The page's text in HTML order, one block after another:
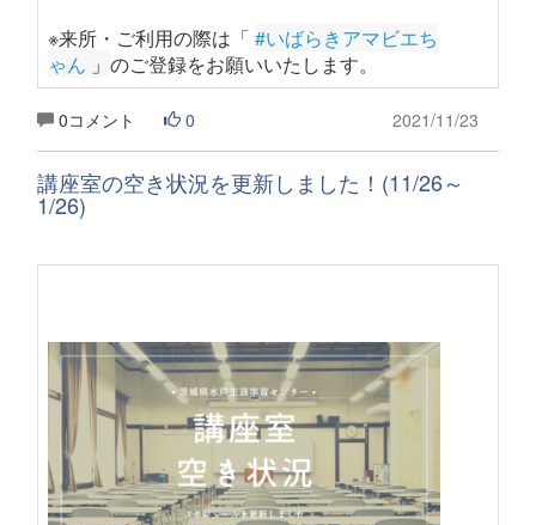
※来所・ご利用の際は「 #いばらきアマビエち
ゃん 」 のご登録をお願いいたします。
0コメント 0 2021/11/23
講座室の空き状況を更新しました！(11/26～
1/26)